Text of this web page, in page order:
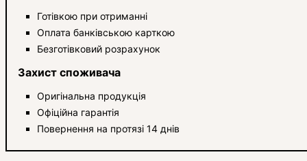
Готівкою при отриманні
Оплата банківською карткою
Безготівковий розрахунок
Захист споживача
Оригінальна продукція
Офіційна гарантія
Повернення на протязі 14 днів